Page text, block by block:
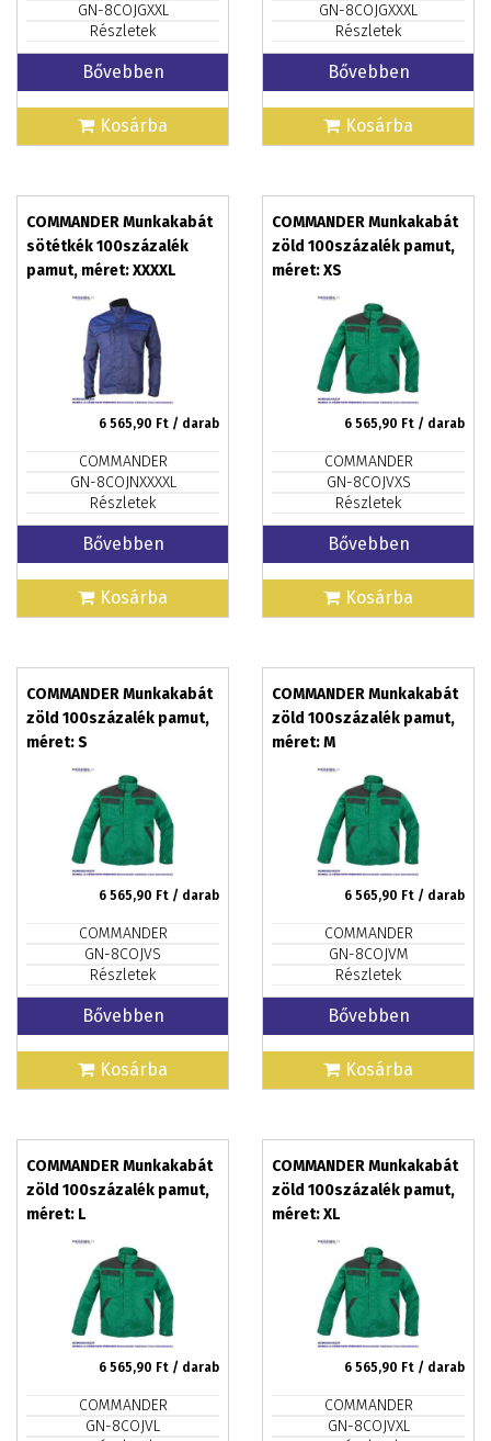
GN-8COJGXXL
Részletek
Bővebben
Kosárba
GN-8COJGXXXL
Részletek
Bővebben
Kosárba
COMMANDER Munkakabát
sötétkék 100százalék
pamut, méret: XXXXL
6 565,90 Ft / darab
COMMANDER
GN-8COJNXXXXL
Részletek
Bővebben
Kosárba
COMMANDER Munkakabát
zöld 100százalék pamut,
méret: XS
6 565,90 Ft / darab
COMMANDER
GN-8COJVXS
Részletek
Bővebben
Kosárba
COMMANDER Munkakabát
zöld 100százalék pamut,
méret: S
6 565,90 Ft / darab
COMMANDER
GN-8COJVS
Részletek
Bővebben
Kosárba
COMMANDER Munkakabát
zöld 100százalék pamut,
méret: M
6 565,90 Ft / darab
COMMANDER
GN-8COJVM
Részletek
Bővebben
Kosárba
COMMANDER Munkakabát
zöld 100százalék pamut,
méret: L
6 565,90 Ft / darab
COMMANDER
GN-8COJVL
COMMANDER Munkakabát
zöld 100százalék pamut,
méret: XL
6 565,90 Ft / darab
COMMANDER
GN-8COJVXL